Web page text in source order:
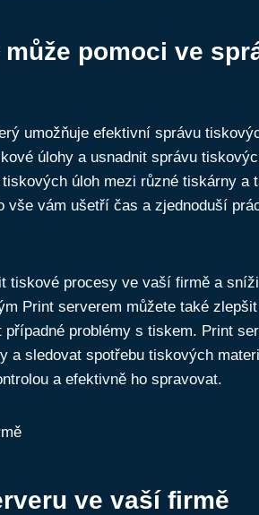
pomoci ve
umožňuje efektivní správu
úlohy a usnadnit správu
úloh mezi různé tiskárny a
vše vám ušetří čas a zjednoduší
tiskové procesy ve vaší firmě a
Print serverem můžete také zlepšit
problémy s tiskem. Print
a sledovat spotřebu tiskových
a efektivně ho spravovat.
ve vaší firmě